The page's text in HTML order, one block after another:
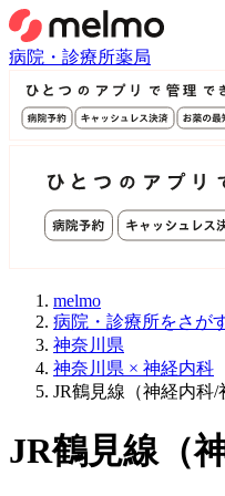
病院・診療所薬局
melmo
病院・診療所をさが
神奈川県
神奈川県 × 神経内科
JR鶴見線（神経内科
JR鶴見線（